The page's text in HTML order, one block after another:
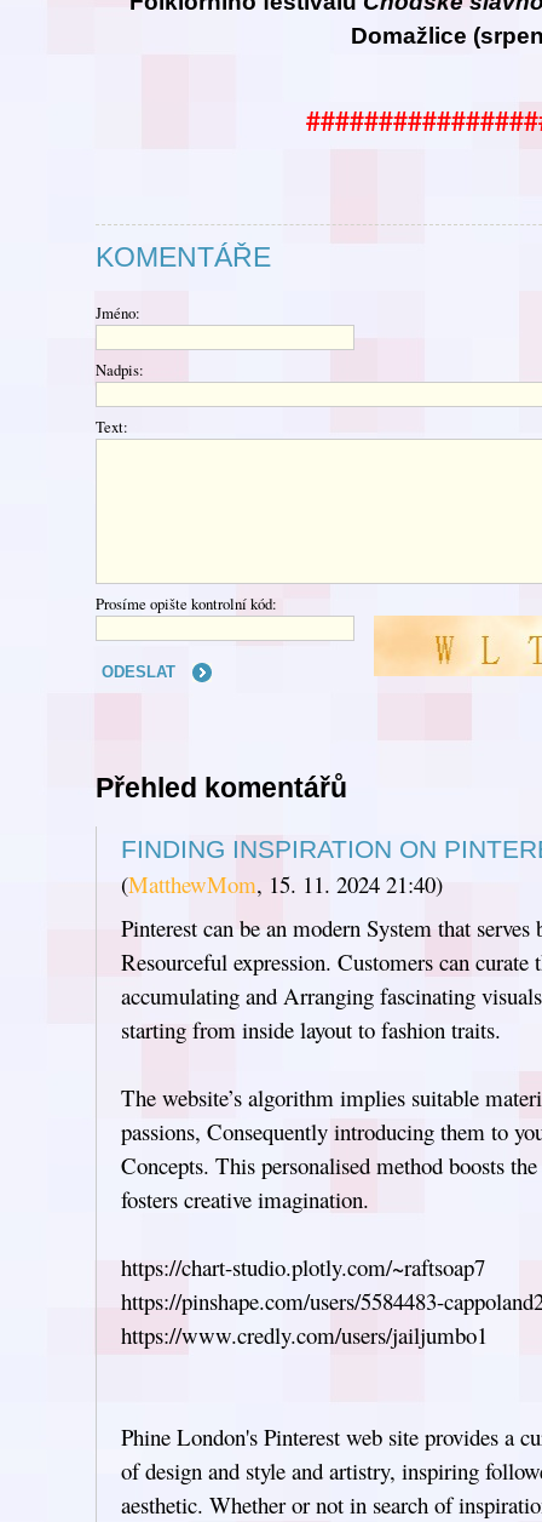
Domažlice
KOMENTÁŘE
Jméno:
Nadpis:
Text:
Prosíme opište kontrolní kód:
Přehled komentářů
FINDING INSPIRATION ON
(MatthewMom, 15. 11. 2024 21:40)
Pinterest can be an modern System that
Resourceful expression. Customers can curate
accumulating and Arranging fascinating
starting from inside layout to fashion traits.
The website’s algorithm implies suitable
passions, Consequently introducing them to
Concepts. This personalised method boosts
fosters creative imagination.
https://chart-studio.plotly.com/~raftsoap7
https://pinshape.com/users/5584483-
https://www.credly.com/users/jailjumbo1
Phine London's Pinterest web site provides a
of design and style and artistry, inspiring
aesthetic. Whether or not in search of